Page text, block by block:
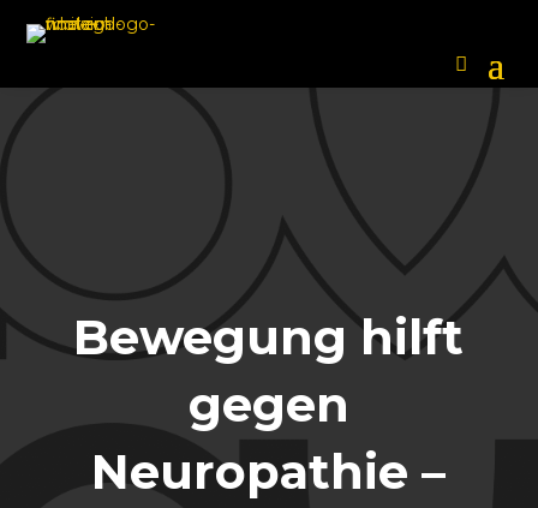
Bewegung hilft
gegen
Neuropathie –